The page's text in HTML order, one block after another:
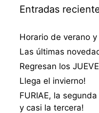
Entradas
Horario de verano
Las últimas
Regresan los
Llega el invierno!
FURIAE, la
y casi la tercera!